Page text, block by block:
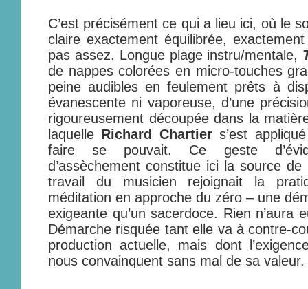
C’est précisément ce qui a lieu ici, où le
claire exactement équilibrée,
pas assez. Longue plage instru/mentale,
de nappes colorées en micro-touches
peine audibles en feulement prêts à
évanescente ni vaporeuse, d’une
rigoureusement découpée dans la
laquelle Richard Chartiers’est
faire se pouvait. Ce geste
d’assèchement constitue ici la source
travail du musicien rejoignait la
méditation en approche du zéro – une
exigeante qu’un sacerdoce. Rien n’aura
Démarche risquée tant elle va à contre-
production actuelle, mais dont
nous convainquent sans mal de sa valeur.